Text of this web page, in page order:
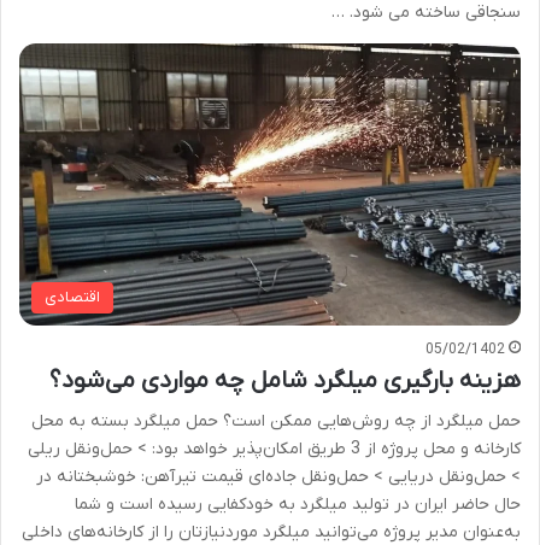
سنجاقی ساخته می شود. …
اقتصادی
05/02/1402
هزینه بارگیری میلگرد شامل چه مواردی می‌شود؟
حمل میلگرد از چه روش‌هایی ممکن است؟ حمل میلگرد بسته به محل
کارخانه و محل پروژه از 3 طریق امکان‌پذیر خواهد بود: > حمل‌ونقل ریلی
> حمل‌ونقل دریایی > حمل‌ونقل جاده‌ای قیمت تیرآهن: خوشبختانه در
حال حاضر ایران در تولید میلگرد به خودکفایی رسیده است و شما
به‌عنوان مدیر پروژه می‌توانید میلگرد موردنیازتان را از کارخانه‌های داخلی